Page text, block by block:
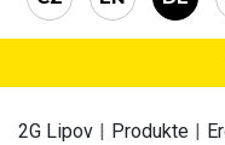
2G Lipov | Produkte |